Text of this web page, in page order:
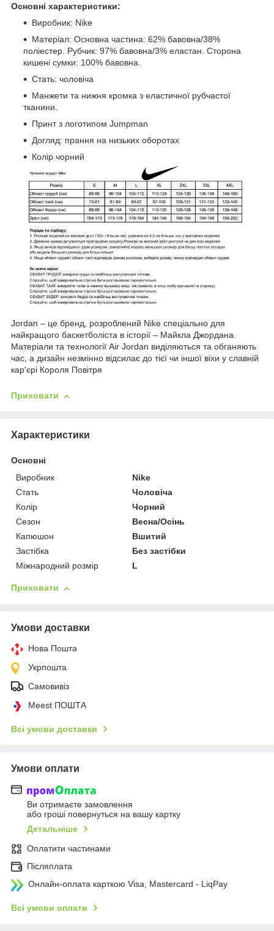
Основні характеристики:
Виробник: Nike
Матеріал: Основна частина: 62% бавовна/38%
поліестер. Рубчик: 97% бавовна/3% еластан. Сторона
кишені сумки: 100% бавовна.
Стать: чоловіча
Манжети та нижня кромка з еластичної рубчастої
тканини.
Принт з логотипом Jumpman
Догляд: прання на низьких оборотах
Колір чорний
Jordan – це бренд, розроблений Nike спеціально для
найкращого баскетболіста в історії – Майкла Джордана.
Матеріали та технології Air Jordan виділяються та обганяють
час, а дизайн незмінно відсилає до тієї чи іншої віхи у славній
кар'єрі Короля Повітря
Приховати
Характеристики
Основні
Виробник
Nike
Стать
Чоловіча
Колір
Чорний
Сезон
Весна/Осінь
Капюшон
Вшитий
Застібка
Без застібки
Міжнародний розмір
L
Приховати
Умови доставки
Нова Пошта
Укрпошта
Самовивіз
Meest ПОШТА
Всі умови доставки
Умови оплати
Ви отримаєте замовлення
або гроші повернуться на вашу картку
Детальніше
Оплатити частинами
Післяплата
Онлайн-оплата карткою Visa, Mastercard - LiqPay
Всі умови оплати